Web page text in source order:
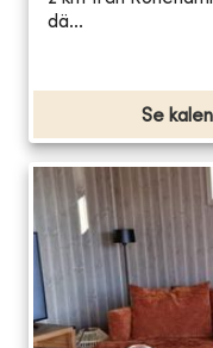
dä...
Se